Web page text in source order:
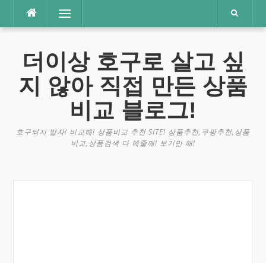
츠
메뉴
더이상 호구로 살고 싶
지 않아 직접 만든 상품
비교 블로그!
호구되지 말자! 비교해! 상품비교 추천 SITE! 상품추천,쿠팡추천,상품
비교,상품검색 다 해줄께! 보기만 해!